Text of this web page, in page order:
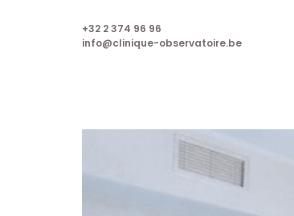
+32 2 374 96 96
info@clinique-observatoire.be